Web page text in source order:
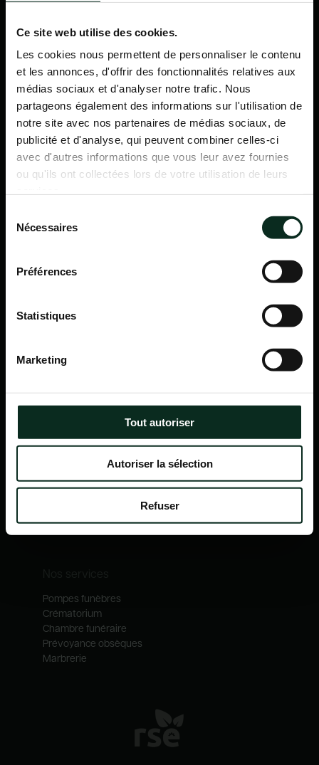
Ce site web utilise des cookies.
Les cookies nous permettent de personnaliser le contenu
et les annonces, d'offrir des fonctionnalités relatives aux
médias sociaux et d'analyser notre trafic. Nous
partageons également des informations sur l'utilisation de
notre site avec nos partenaires de médias sociaux, de
publicité et d'analyse, qui peuvent combiner celles-ci
avec d'autres informations que vous leur avez fournies
ou qu'ils ont collectées lors de votre utilisation de leurs
Nécessaires
Préférences
Statistiques
Marketing
Tout autoriser
Autoriser la sélection
Refuser
P.F.C.A Pompes Funèbres des Communes Associées
Itinéraire
Navigation
Qui sommes-nous ?
Notre catalogue
Nos métiers
Pompes funèbres
Crématorium
Chambre funéraire
Prévoyance obsèques
Marbrerie